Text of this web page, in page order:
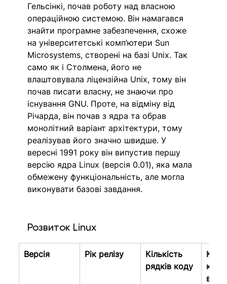
Гельсінкі, почав роботу над власною
операційною системою. Він намагався
знайти програмне забезпечення, схоже
на університетські комп’ютери Sun
Microsystems, створені на базі Unix. Так
само як і Столмена, його не
влаштовувала ліцензійна Unix, тому він
почав писати власну, не знаючи про
існування GNU. Проте, на відміну від
Річарда, він почав з ядра та обрав
монолітний варіант архітектури, тому
реалізував його значно швидше. У
вересні 1991 року він випустив першу
версію ядра Linux (версія 0.01), яка мала
обмежену функціональність, але могла
виконувати базові завдання.
Розвиток Linux
Версія Рік релізу
Кількість
рядків коду
в